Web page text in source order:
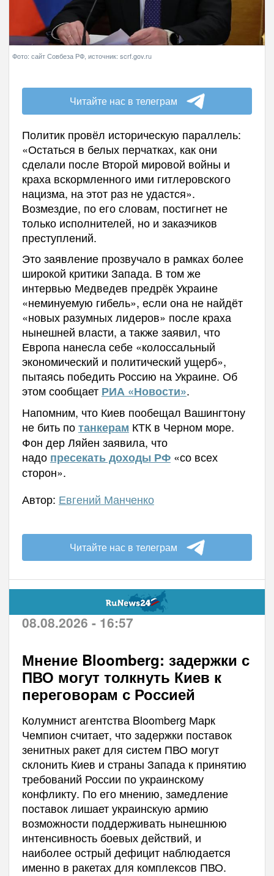
Фото: сайт Совбеза РФ, источник: scrf.gov.ru
Читайте нас в телеграм
Политик провёл историческую параллель:
«Остаться в белых перчатках, как они
сделали после Второй мировой войны и
краха вскормленного ими гитлеровского
нацизма, на этот раз не удастся».
Возмездие, по его словам, постигнет не
только исполнителей, но и заказчиков
преступлений.
Это заявление прозвучало в рамках более
широкой критики Запада. В том же
интервью Медведев предрёк Украине
«неминуемую гибель», если она не найдёт
«новых разумных лидеров» после краха
нынешней власти, а также заявил, что
Европа нанесла себе «колоссальный
экономический и политический ущерб»,
пытаясь победить Россию на Украине. Об
этом сообщает РИА «Новости».
Напомним, что Киев пообещал Вашингтону
не бить потанкерам КТК в Черном море.
Фон дер Ляйен заявила, что
надо пресекать доходы РФ«со всех
сторон».
Автор: Евгений Манченко
Читайте нас в телеграм
08.08.2026 - 16:57
Мнение Bloomberg: задержки с
ПВО могут толкнуть Киев к
переговорам с Россией
Колумнист агентства Bloomberg Марк
Чемпион считает, что задержки поставок
зенитных ракет для систем ПВО могут
склонить Киев и страны Запада к принятию
требований России по украинскому
конфликту. По его мнению, замедление
поставок лишает украинскую армию
возможности поддерживать нынешнюю
интенсивность боевых действий, и
наиболее острый дефицит наблюдается
именно в ракетах для комплексов ПВО.